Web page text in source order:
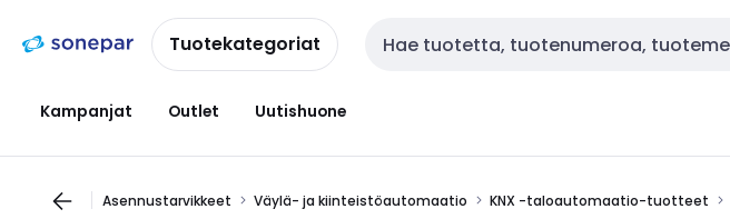
navigointiinsisältöönTuotekategoriat Haku
Kampanjat Outlet Uutishuone
Asennustarvikkeet Väylä- ja kiinteistöautomaatio KNX -taloautomaatio-tuotteet